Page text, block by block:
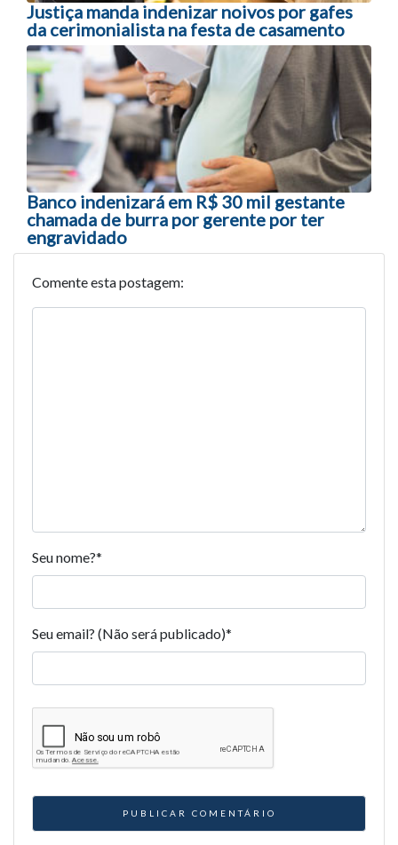
Justiça manda indenizar noivos por gafes
da cerimonialista na festa de casamento
Banco indenizará em R$ 30 mil gestante
chamada de burra por gerente por ter
engravidado
Comente esta postagem:
Seu nome?*
Seu email? (Não será publicado)*